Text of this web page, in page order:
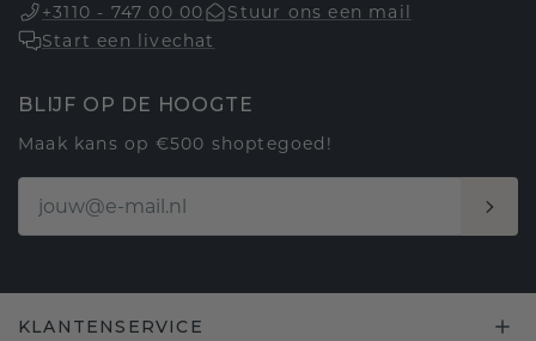
+3110 - 747 00 00
Stuur ons een mail
Start een livechat
BLIJF OP DE HOOGTE
Maak kans op €500 shoptegoed!
KLANTENSERVICE